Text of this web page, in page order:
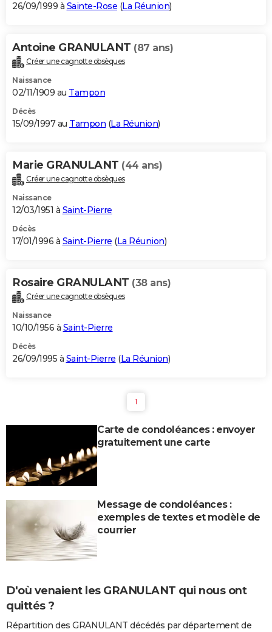
26/09/1999 à Sainte-Rose (La Réunion)
Antoine GRANULANT (87 ans)
Créer une cagnotte obsèques
Naissance
02/11/1909 au Tampon
Décès
15/09/1997 au Tampon (La Réunion)
Marie GRANULANT (44 ans)
Créer une cagnotte obsèques
Naissance
12/03/1951 à Saint-Pierre
Décès
17/01/1996 à Saint-Pierre (La Réunion)
Rosaire GRANULANT (38 ans)
Créer une cagnotte obsèques
Naissance
10/10/1956 à Saint-Pierre
Décès
26/09/1995 à Saint-Pierre (La Réunion)
1
Carte de condoléances : envoyer
gratuitement une carte
Message de condoléances :
exemples de textes et modèle de
courrier
D'où venaient les GRANULANT qui nous ont
quittés ?
Répartition des GRANULANT décédés par département de